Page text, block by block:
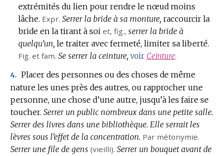
extrémités du lien pour rendre le nœud moins
lâche. Expr. Serrer la bride à sa monture, raccourcir la
bride en la tirant à soi et, fig., serrer la bride à
quelqu’un, le traiter avec fermeté, limiter sa liberté.
Fig. et fam. Se serrer la ceinture, voir Ceinture.
4. Placer des personnes ou des choses de même
nature les unes près des autres, ou rapprocher une
personne, une chose d’une autre, jusqu’à les faire se
toucher. Serrer un public nombreux dans une petite salle.
Serrer des livres dans une bibliothèque. Elle serrait les
lèvres sous l’effet de la concentration. Par métonymie.
Serrer une file de gens (vieilli). Serrer un bouquet avant de